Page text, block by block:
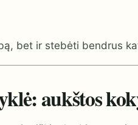
bet ir stebėti bendrus
aukštos